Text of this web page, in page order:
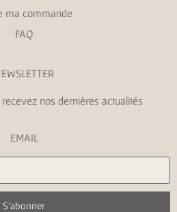
ma commande
FAQ
nos dernières actualités
EMAIL
S'abonner